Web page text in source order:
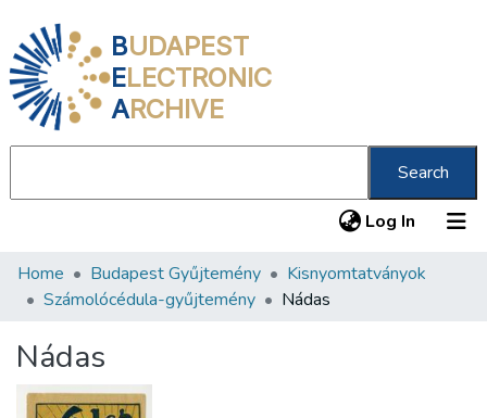
BUDAPEST
ELECTRONIC
ARCHIVE
Search
Log In (current)
Communities & Collections
Statistics
About us
Home Budapest Gyűjtemény
Kisnyomtatványok
Számolócédula-gyűjtemény
Nádas
Nádas